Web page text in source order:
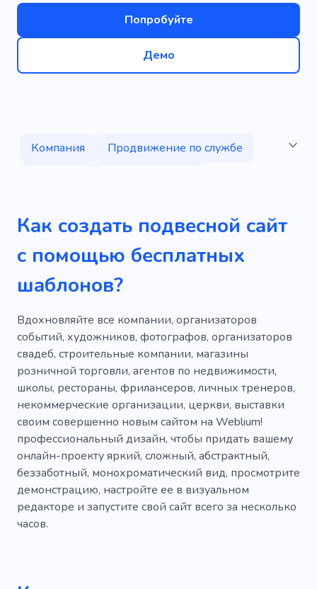
Попробуйте
Демо
Компания
Продвижение по службе
Популярный
Выставка
Решение проблемы
Ножницы
Журнал
Работать
Пресс-релизы
Прокрастинация
Мопс
Раф
Реализации
Редизайн
Роскошь
Шелок
Палатка
Инструментарий
Удобен для пользователя
Рабочее пространство
Творческий
Коммерческий
Комната
Ожидание
Близость
Мгновенный
Построение
Как создать подвесной сайт
с помощью бесплатных
шаблонов?
Вдохновляйте все компании, организаторов
событий, художников, фотографов, организаторов
свадеб, строительные компании, магазины
розничной торговли, агентов по недвижимости,
школы, рестораны, фрилансеров, личных тренеров,
некоммерческие организации, церкви, выставки
своим совершенно новым сайтом на Weblium!
профессиональный дизайн, чтобы придать вашему
онлайн-проекту яркий, сложный, абстрактный,
беззаботный, монохроматический вид, просмотрите
демонстрацию, настройте ее в визуальном
редакторе и запустите свой сайт всего за несколько
часов.